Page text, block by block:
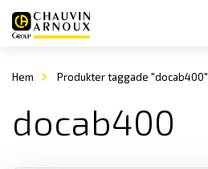
Hem Produkter taggade "docab400"
docab400